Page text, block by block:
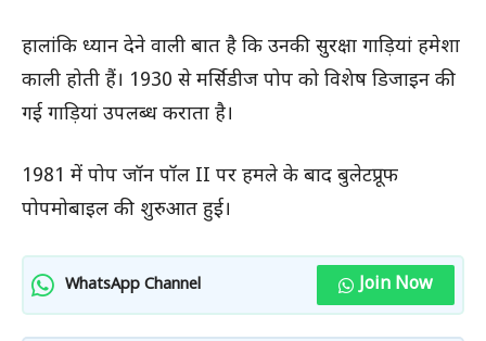
हालांकि ध्यान देने वाली बात है कि उनकी सुरक्षा गाड़ियां हमेशा
काली होती हैं। 1930 से मर्सिडीज पोप को विशेष डिजाइन की
गई गाड़ियां उपलब्ध कराता है।
1981 में पोप जॉन पॉल II पर हमले के बाद बुलेटप्रूफ
पोपमोबाइल की शुरुआत हुई।
WhatsApp Channel Join Now